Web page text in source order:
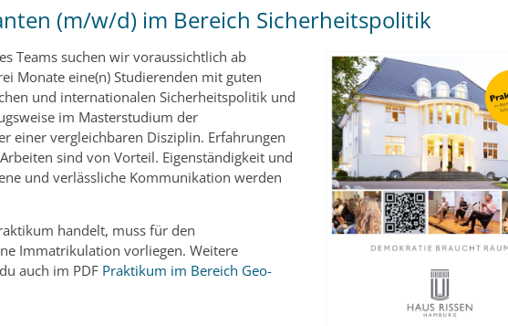
(m/w/d) im Bereich Sicherheitspolitik
Teams suchen wir voraussichtlich ab
Monate eine(n) Studierenden mit guten
und internationalen Sicherheitspolitik und
im Masterstudium der
einer vergleichbaren Disziplin. Erfahrungen
sind von Vorteil. Eigenständigkeit und
und verlässliche Kommunikation werden
handelt, muss für den
Immatrikulation vorliegen. Weitere
auch im PDF Praktikum im Bereich Geo-